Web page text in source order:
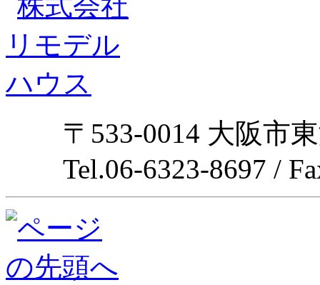
〒533-0014 大阪市
Tel.06-6323-8697 /